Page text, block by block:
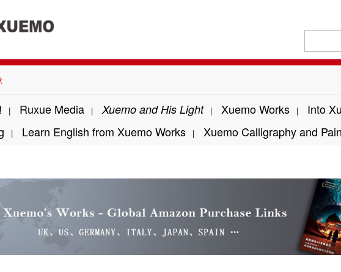
| Ruxue Media | Xuemo and His Light | Xuemo Works | Into
| Learn English from Xuemo Works | Xuemo Calligraphy and